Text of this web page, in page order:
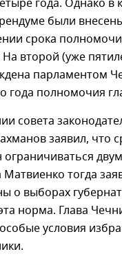
года. Однако в
были
срока
второй (уже
парламентом
года полномочия
совета
заявил, что
тогда
о выборах
норма. Глава
условия